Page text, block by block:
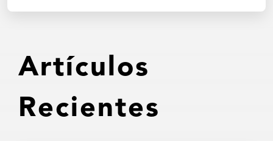
Artículos
Recientes